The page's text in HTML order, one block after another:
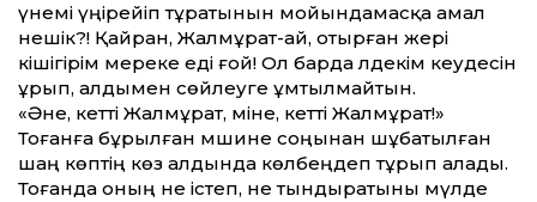
үнемі үңірейіп тұратынын мойындамасқа амал
нешік?! Қайран, Жалмұрат-ай, отырған жері
кішігірім мереке еді ғой! Ол барда әлдекім кеудесін
ұрып, алдымен сөйлеуге ұмтылмайтын.
«Әне, кетті Жалмұрат, міне, кетті Жалмұрат!»
Тоғанға бұрылған мәшине соңынан шұбатылған
шаң көптің көз алдында көлбеңдеп тұрып алады.
Тоғанда оның не істеп, не тындыратыны мүлде